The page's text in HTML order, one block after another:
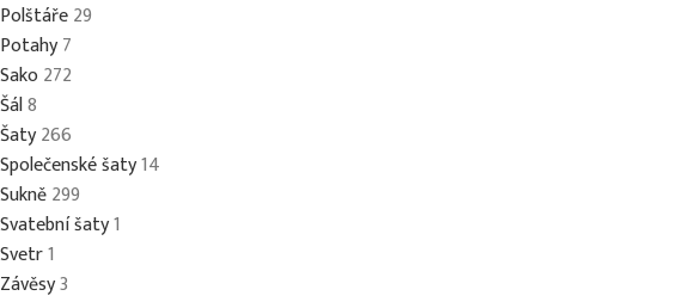
Polštáře29
Potahy7
Sako 272
Šál8
Šaty266
Společenské šaty14
Sukně299
Svatební šaty1
Svetr1
Závěsy3